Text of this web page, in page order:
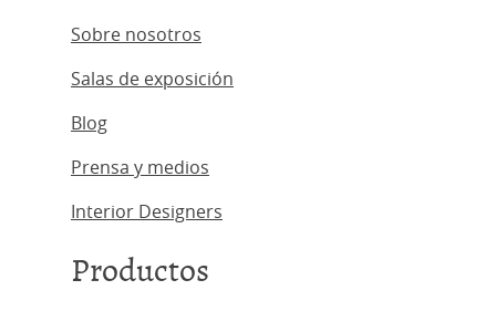
Sobre nosotros
Salas de exposición
Blog
Prensa y medios
Interior Designers
Productos